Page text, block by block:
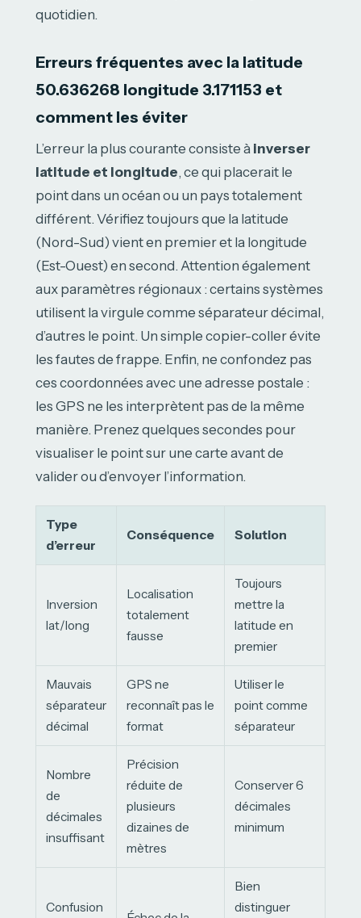
quotidien.
Erreurs fréquentes avec la latitude
50.636268 longitude 3.171153 et
comment les éviter
L’erreur la plus courante consiste à inverser
latitude et longitude, ce qui placerait le
point dans un océan ou un pays totalement
différent. Vérifiez toujours que la latitude
(Nord-Sud) vient en premier et la longitude
(Est-Ouest) en second. Attention également
aux paramètres régionaux : certains systèmes
utilisent la virgule comme séparateur décimal,
d’autres le point. Un simple copier-coller évite
les fautes de frappe. Enfin, ne confondez pas
ces coordonnées avec une adresse postale :
les GPS ne les interprètent pas de la même
manière. Prenez quelques secondes pour
visualiser le point sur une carte avant de
valider ou d’envoyer l’information.
Type
d’erreur
Conséquence Solution
Inversion
lat/long
Localisation
totalement
fausse
Toujours
mettre la
latitude en
premier
Mauvais
séparateur
décimal
GPS ne
reconnaît pas le
format
Utiliser le
point comme
séparateur
Nombre
de
décimales
insuffisant
Précision
réduite de
plusieurs
dizaines de
mètres
Conserver 6
décimales
minimum
Confusion
Bien
distinguer